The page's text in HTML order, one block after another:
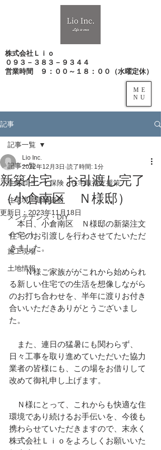
ME
NU
株式会社Ｌｉｏ
０９３－３８３－９３４４
​営業時間 ９：００～１８：００（水曜定休）
記事
記事一覧
住宅ローン・保険・住宅取得支援策
住環境・建築資材
メンテナンス・DIY
イベント
施工現場
土地情報
記事一覧
新築住宅 お引渡し完了
（小倉南区 Ｎ様邸）
Lio Inc.
2022年12月3日 読了時間: 1分
更新日： 2023年11月18日
本日、小倉南区　Ｎ様邸の新築注文
住宅のお引渡しを行わさせてたいただ
きました。
Ｎ様ご家族ががこれから始められ
る新しい住宅での生活を想像しながら
のお打ち合わせを、半年に渡りお付き
合いいただきありがとうございまし
た。
また、連日の猛暑にも関わらず、
日々工事を取り進めていただいた協力
業者の皆様にも、この場をお借りして
改めて御礼申し上げます。
Ｎ様にとって、これからも快適な住
環境であり続けるお手伝いを、今後も
携わらせていただきますので、末永く
株式会社Ｌｉｏをよろしくお願いいた